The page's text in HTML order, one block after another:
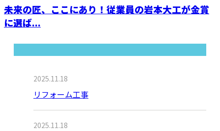
未来の匠、ここにあり！従業員の岩本大工が金賞
に選ば...
2025.11.18
リフォーム工事
2025.11.18